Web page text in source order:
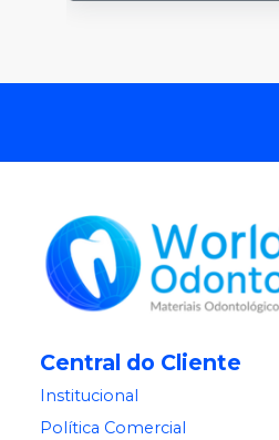
Central do Cliente
Institucional
Política Comercial